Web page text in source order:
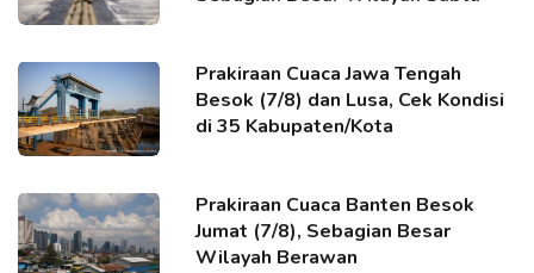
Prakiraan Cuaca Jawa Tengah
Besok (7/8) dan Lusa, Cek Kondisi
di 35 Kabupaten/Kota
Prakiraan Cuaca Banten Besok
Jumat (7/8), Sebagian Besar
Wilayah Berawan